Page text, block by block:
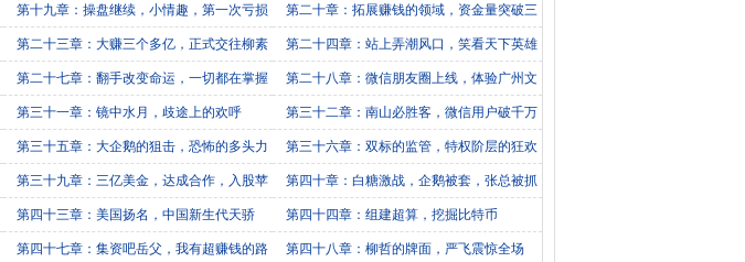
亿
第十九章：操盘继续，小情趣，第一次亏损 第二十章：拓展赚钱的领域，资金量突破三
亿
第二十三章：大赚三个多亿，正式交往柳素 第二十四章：站上弄潮风口，笑看天下英雄
第二十七章：翻手改变命运，一切都在掌握 第二十八章：微信朋友圈上线，体验广州文
化
第三十一章：镜中水月，歧途上的欢呼 第三十二章：南山必胜客，微信用户破千万
第三十五章：大企鹅的狙击，恐怖的多头力 第三十六章：双标的监管，特权阶层的狂欢
第三十九章：三亿美金，达成合作，入股苹 第四十章：白糖激战，企鹅被套，张总被抓
第四十三章：美国扬名，中国新生代天骄 第四十四章：组建超算，挖掘比特币
第四十七章：集资吧岳父，我有超赚钱的路 第四十八章：柳哲的牌面，严飞震惊全场